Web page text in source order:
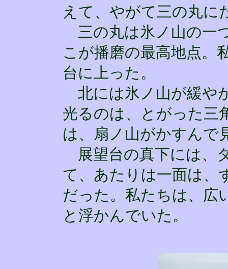
えて、やがて三の丸に
三の丸は氷ノ山の一
こが播磨の最高地点。
台に上った。
北には氷ノ山が緩や
光るのは、とがった三
は、扇ノ山がかすんで
展望台の真下には、
て、あたりは一面は、
だった。私たちは、広
と浮かんでいた。